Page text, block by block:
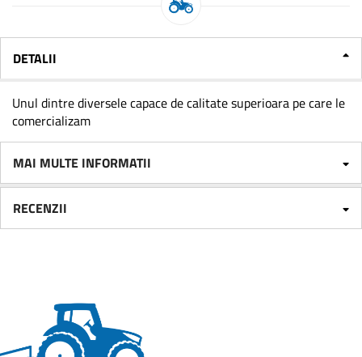
DETALII
Unul dintre diversele capace de calitate superioara pe care le
comercializam
MAI MULTE INFORMATII
RECENZII